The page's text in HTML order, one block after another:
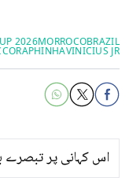
BRAZIL
MORROCO
2026
VINICIUS JR
RAPHINHA
اس کہانی پر تبصرے